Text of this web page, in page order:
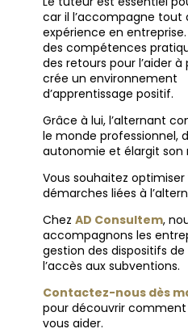
car il l’accompagne tout
expérience en
des compétences
des retours pour l’aider à
crée un environnement
d’apprentissage positif.
Grâce à lui, l’alternant
le monde professionnel,
autonomie et élargit son
Vous souhaitez optimiser
démarches liées à
ChezAD Consultem,
accompagnons les
gestion des dispositifs
l’accès aux subventions.
Contactez-nous dès
pour découvrir comment
vous aider.